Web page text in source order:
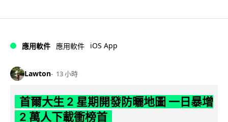
應用軟件 應用軟件 iOS App
Lawton 13 小時
首爾大生 2 星期開發防曬地圖 一日暴增
2 萬人下載衝榜首